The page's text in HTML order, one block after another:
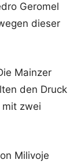
Geromel
dieser
Mainzer
den Druck
zwei
Milivoje